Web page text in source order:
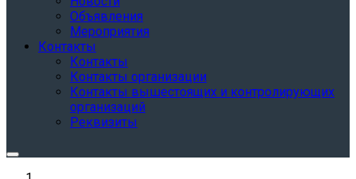
Объявления
Мероприятия
Контакты
Контакты
Контакты организации
Контакты вышестоящих и контролирующих
организаций
Реквизиты